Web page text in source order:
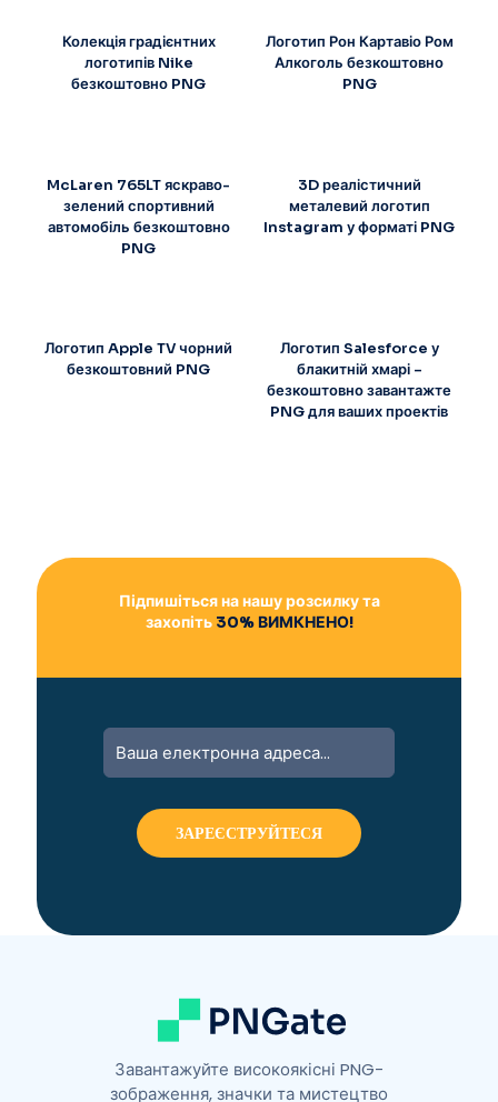
Колекція градієнтних
логотипів Nike
безкоштовно PNG
Логотип Рон Картавіо Ром
Алкоголь безкоштовно
PNG
McLaren 765LT яскраво-
зелений спортивний
автомобіль безкоштовно
PNG
3D реалістичний
металевий логотип
Instagram у форматі PNG
Логотип Apple TV чорний
безкоштовний PNG
Логотип Salesforce у
блакитній хмарі –
безкоштовно завантажте
PNG для ваших проектів
Підпишіться на нашу розсилку та
захопіть30% ВИМКНЕНО!
Завантажуйте високоякісні PNG-
зображення, значки та мистецтво